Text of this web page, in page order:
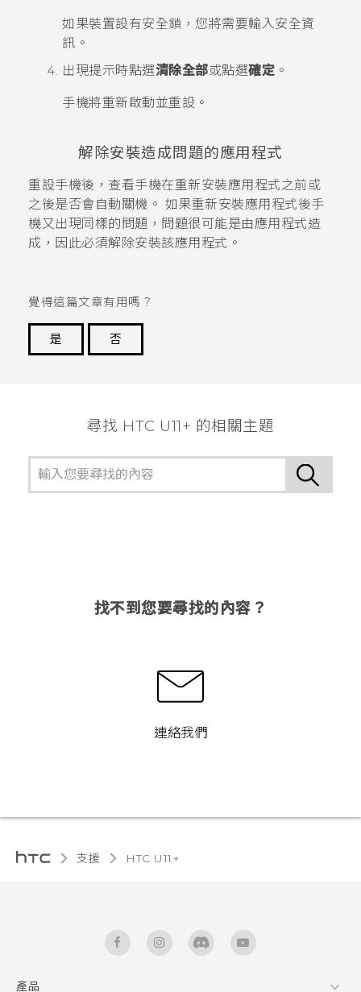
如果裝置設有安全鎖，您將需要輸入安全資
訊。
出現提示時點選清除全部或點選確定 。
手機將重新啟動並重設。
解除安裝造成問題的應用程式
重設手機後，查看手機在重新安裝應用程式之前或
之後是否會自動關機。 如果重新安裝應用程式後手
機又出現同樣的問題，問題很可能是由應用程式造
成，因此必須解除安裝該應用程式。
覺得這篇文章有用嗎？
是
否
尋找 HTC U11+ 的相關主題
找不到您要尋找的內容？
連絡我們
支援 HTC U11+‎
產品